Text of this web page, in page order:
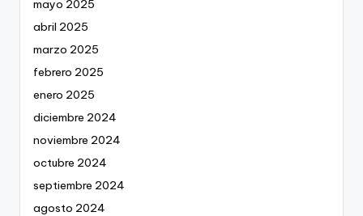
mayo 2025
abril 2025
marzo 2025
febrero 2025
enero 2025
diciembre 2024
noviembre 2024
octubre 2024
septiembre 2024
agosto 2024